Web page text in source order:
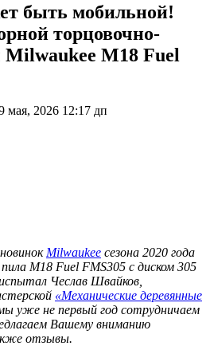
быть мобильной!
торцовочно-
M18 Fuel
мая, 2026 12:17 дп
Milwaukee сезона 2020 года
M18 Fuel FMS305 с диском 305
Чеслав Швайков,
«Механические деревянные
уже не первый год сотрудничаем
Вашему вниманию
отзывы.